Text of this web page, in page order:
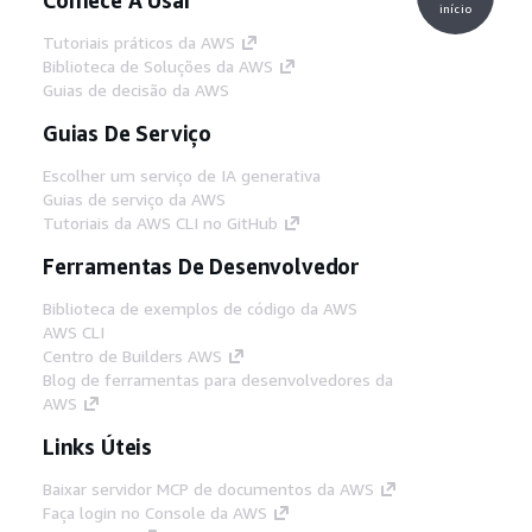
Tutoriais práticos da AWS
Biblioteca de Soluções da AWS
Guias de decisão da AWS
Guias De Serviço
Escolher um serviço de IA generativa
Guias de serviço da AWS
Tutoriais da AWS CLI no GitHub
Ferramentas De Desenvolvedor
Biblioteca de exemplos de código da AWS
AWS CLI
Centro de Builders AWS
Blog de ferramentas para desenvolvedores da
AWS
Links Úteis
Baixar servidor MCP de documentos da AWS
Faça login no Console da AWS
início